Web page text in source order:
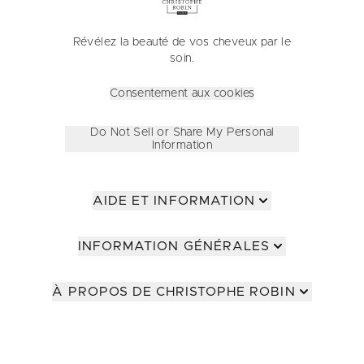
Révélez la beauté de vos cheveux par le
soin.
Consentement aux cookies
Do Not Sell or Share My Personal
Information
AIDE ET INFORMATION
INFORMATION GÉNÉRALES
À PROPOS DE CHRISTOPHE ROBIN